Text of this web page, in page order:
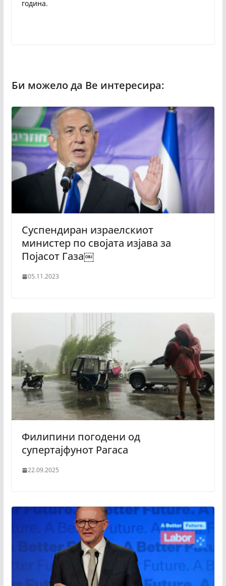
година.
Суспендиран израелскиот
министер по својата изјава за
Појасот Газа￼
05.11.2023
Филипини погодени од
супертајфунот Рагаса
22.09.2025